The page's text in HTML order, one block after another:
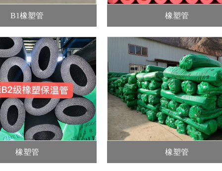
B1橡塑管 橡塑管
橡塑管 橡塑管